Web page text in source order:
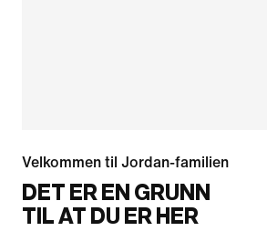
Velkommen til Jordan-familien
DET ER EN GRUNN
TIL AT DU ER HER